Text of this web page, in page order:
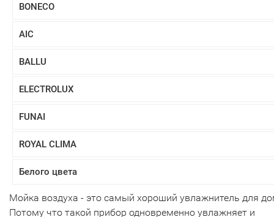
BONECO
AIC
BALLU
ELECTROLUX
FUNAI
ROYAL CLIMA
Белого цвета
Мойка воздуха - это самый хороший увлажнитель для
Потому что такой прибор одновременно увлажняет и